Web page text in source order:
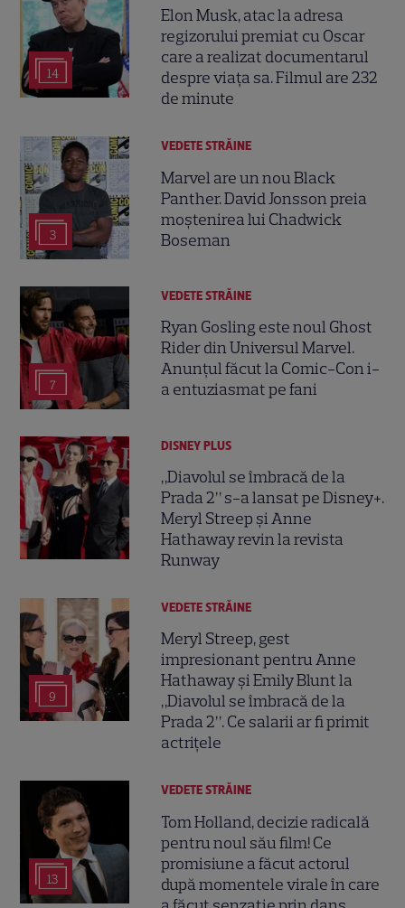
14
Elon Musk, atac la adresa
regizorului premiat cu Oscar
care a realizat documentarul
despre viața sa. Filmul are 232
de minute
3
VEDETE STRĂINE
Marvel are un nou Black
Panther. David Jonsson preia
moștenirea lui Chadwick
Boseman
7
VEDETE STRĂINE
Ryan Gosling este noul Ghost
Rider din Universul Marvel.
Anunțul făcut la Comic-Con i-
a entuziasmat pe fani
DISNEY PLUS
„Diavolul se îmbracă de la
Prada 2” s-a lansat pe Disney+.
Meryl Streep și Anne
Hathaway revin la revista
Runway
9
VEDETE STRĂINE
Meryl Streep, gest
impresionant pentru Anne
Hathaway și Emily Blunt la
„Diavolul se îmbracă de la
Prada 2”. Ce salarii ar fi primit
actrițele
13
VEDETE STRĂINE
Tom Holland, decizie radicală
pentru noul său film! Ce
promisiune a făcut actorul
după momentele virale în care